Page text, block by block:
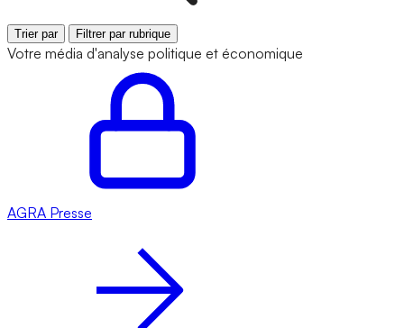
Trier par Filtrer par rubrique
Votre média d'analyse politique et économique
AGRA Presse